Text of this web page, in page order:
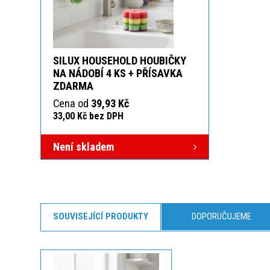
SILUX HOUSEHOLD HOUBIČKY
NA NÁDOBÍ 4 KS + PŘÍSAVKA
ZDARMA
Cena od 39,93 Kč
33,00 Kč bez DPH
Není skladem
SOUVISEJÍCÍ PRODUKTY DOPORUČUJEME